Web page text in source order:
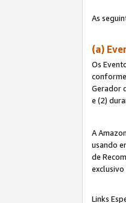
As
(a)
Os
Gerador
e (2)
A
usando
de
exclusivo
Links